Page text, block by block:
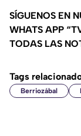
SÍGUENOS EN
WHATS APP
TODAS LAS
Tags
Berriozábal